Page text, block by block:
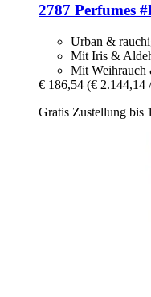
2787 Perfumes
Urban &
Mit Iris &
Mit Weihrauch
€ 186,54 (€ 2.144,14
Gratis Zustellung bis